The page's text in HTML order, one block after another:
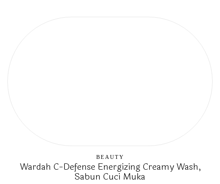
BEAUTY
Wardah C-Defense Energizing Creamy Wash,
Sabun Cuci Muka